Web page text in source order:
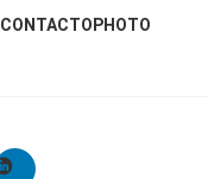
CONTACTOPHOTO